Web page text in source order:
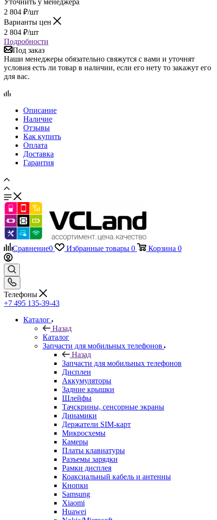
Подробности
Под заказ
Наши менеджеры обязательно свяжутся с вами и уточнят
условия есть ли товар в наличии, если его нету то закажут его
для вас.
Описание
Оплата
Доставка
Гарантия
Сравнение 0 Избранные товары
Телефоны
+7 495 135-39-43
Каталог
Запчасти для мобильных телефонов
Запчасти для мобильных телефонов
Дисплеи
Аккумуляторы
Задние крышки
Шлейфы
Тачскрины, сенсорные экраны
Динамики
Держатели SIM-карт
Микросхемы
Камеры
Платы клавиатуры
Разъемы зарядки
Рамки дисплея
Коаксиальный кабель и антенны
Кнопки
Samsung
Xiaomi
Huawei
Nokia/Microsoft
Sony
ASUS
HTC
Meizu